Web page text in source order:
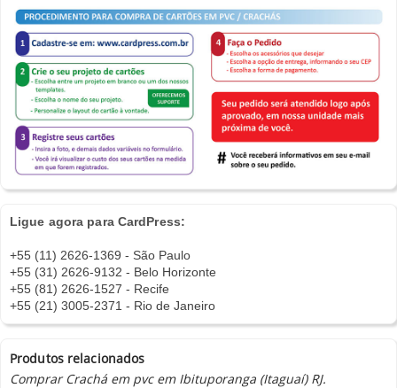
Ligue agora para CardPress:
+55 (11) 2626-1369 - São Paulo
+55 (31) 2626-9132 - Belo Horizonte
+55 (81) 2626-1527 - Recife
+55 (21) 3005-2371 - Rio de Janeiro
Produtos relacionados
Comprar Crachá em pvc em Ibituporanga (Itaguaí) RJ.